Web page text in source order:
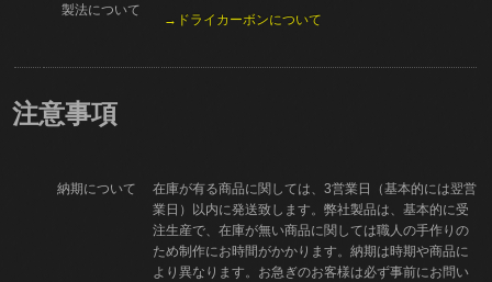
製法について
→ドライカーボンについて
注意事項
納期について
在庫が有る商品に関しては、3営業日（基本的には翌営
業日）以内に発送致します。弊社製品は、基本的に受
注生産で、在庫が無い商品に関しては職人の手作りの
ため制作にお時間がかかります。納期は時期や商品に
より異なります。お急ぎのお客様は必ず事前にお問い